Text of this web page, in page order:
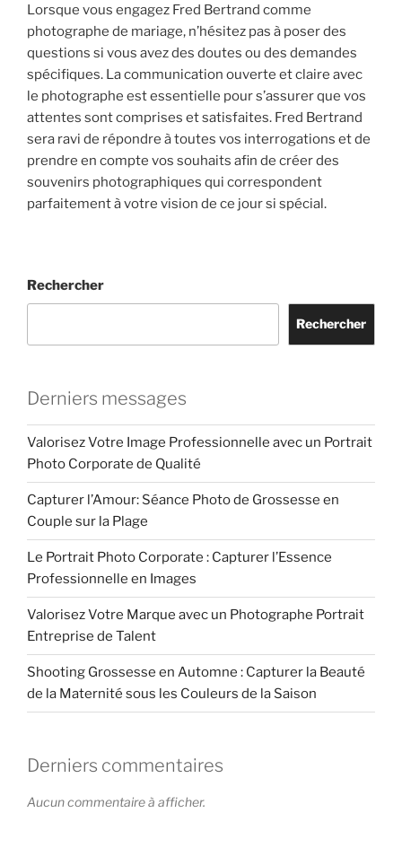
Lorsque vous engagez Fred Bertrand comme
photographe de mariage, n’hésitez pas à poser des
questions si vous avez des doutes ou des demandes
spécifiques. La communication ouverte et claire avec
le photographe est essentielle pour s’assurer que vos
attentes sont comprises et satisfaites. Fred Bertrand
sera ravi de répondre à toutes vos interrogations et de
prendre en compte vos souhaits afin de créer des
souvenirs photographiques qui correspondent
parfaitement à votre vision de ce jour si spécial.
Rechercher
Rechercher
Derniers messages
Valorisez Votre Image Professionnelle avec un Portrait
Photo Corporate de Qualité
Capturer l’Amour: Séance Photo de Grossesse en
Couple sur la Plage
Le Portrait Photo Corporate : Capturer l’Essence
Professionnelle en Images
Valorisez Votre Marque avec un Photographe Portrait
Entreprise de Talent
Shooting Grossesse en Automne : Capturer la Beauté
de la Maternité sous les Couleurs de la Saison
Derniers commentaires
Aucun commentaire à afficher.